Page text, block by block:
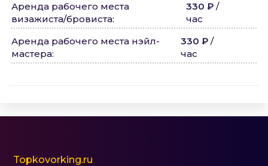
Аренда рабочего места
визажиста/бровиста:
330 ₽ /
час
Аренда рабочего места нэйл-
мастера:
330 ₽ /
час
Topkovorking.ru